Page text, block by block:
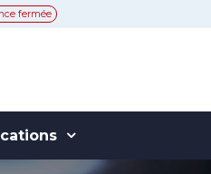
fermée